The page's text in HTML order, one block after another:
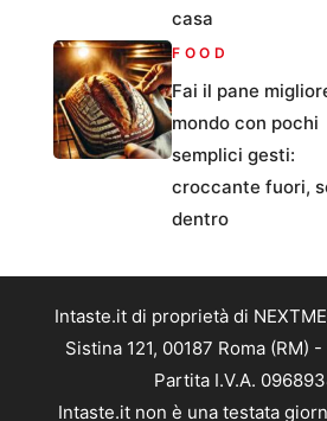
casa
FOOD
Fai il pane
mondo con pochi
semplici gesti:
croccante fuori,
dentro
Intaste.it di proprietà di
Sistina 121, 00187 Roma (RM)
Partita I.V.A.
Intaste.it non è una testata